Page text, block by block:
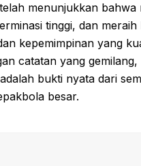
menunjukkan
tinggi, dan
kepemimpinan yang
catatan yang
bukti nyata dari
besar.